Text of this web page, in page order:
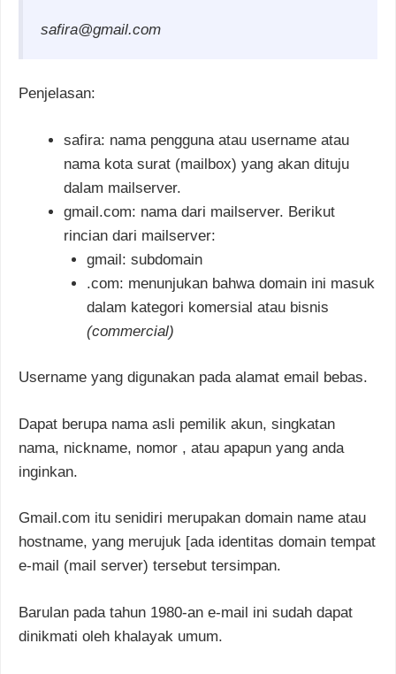
safira@gmail.com
Penjelasan:
safira: nama pengguna atau username atau
nama kota surat (mailbox) yang akan dituju
dalam mailserver.
gmail.com: nama dari mailserver. Berikut
rincian dari mailserver:
gmail: subdomain
.com: menunjukan bahwa domain ini masuk
dalam kategori komersial atau bisnis
(commercial)
Username yang digunakan pada alamat email bebas.
Dapat berupa nama asli pemilik akun, singkatan
nama, nickname, nomor , atau apapun yang anda
inginkan.
Gmail.com itu senidiri merupakan domain name atau
hostname, yang merujuk [ada identitas domain tempat
e-mail (mail server) tersebut tersimpan.
Barulan pada tahun 1980-an e-mail ini sudah dapat
dinikmati oleh khalayak umum.